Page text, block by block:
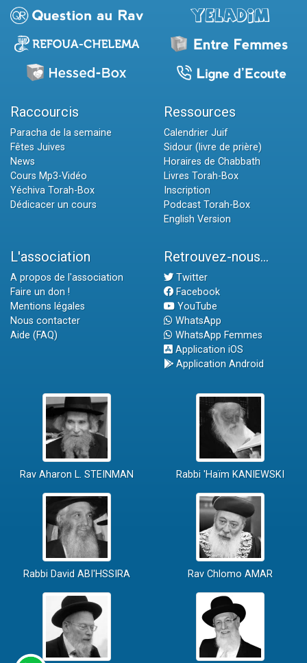
Raccourcis
Paracha de la semaine
Fêtes Juives
News
Cours Mp3-Vidéo
Yéchiva Torah-Box
Dédicacer un cours
Ressources
Calendrier Juif
Sidour (livre de prière)
Horaires de Chabbath
Livres Torah-Box
Inscription
Podcast Torah-Box
English Version
L'association
A propos de l'association
Faire un don !
Mentions légales
Nous contacter
Aide (FAQ)
Retrouvez-nous...
Twitter
Facebook
YouTube
WhatsApp
WhatsApp Femmes
Application iOS
Application Android
Rav Aharon L. STEINMAN Rabbi 'Haïm KANIEWSKI
Rabbi David ABI'HSSIRA Rav Chlomo AMAR